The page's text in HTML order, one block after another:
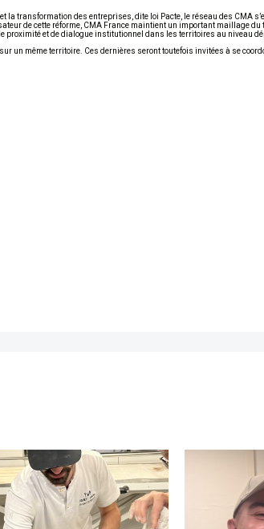
transformation des entreprises, dite loi Pacte, le réseau des CMA
de cette réforme, CMA France maintient un important maillage
et de dialogue institutionnel dans les territoires au niveau
un même territoire. Ces dernières seront toutefois invitées à se